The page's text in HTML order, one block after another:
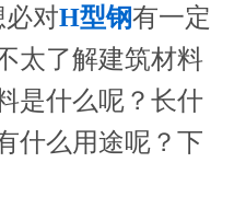
对H型钢有一定
太了解建筑材料
是什么呢？长什
什么用途呢？下